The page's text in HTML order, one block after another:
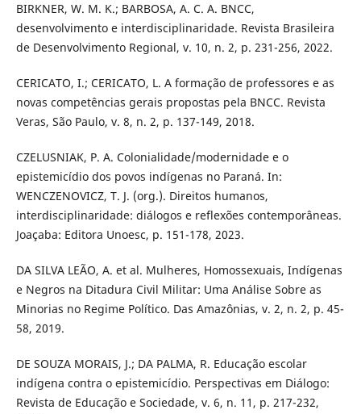
BIRKNER, W. M. K.; BARBOSA, A. C. A. BNCC,
desenvolvimento e interdisciplinaridade. Revista Brasileira
de Desenvolvimento Regional, v. 10, n. 2, p. 231-256, 2022.
CERICATO, I.; CERICATO, L. A formação de professores e as
novas competências gerais propostas pela BNCC. Revista
Veras, São Paulo, v. 8, n. 2, p. 137-149, 2018.
CZELUSNIAK, P. A. Colonialidade/modernidade e o
epistemicídio dos povos indígenas no Paraná. In:
WENCZENOVICZ, T. J. (org.). Direitos humanos,
interdisciplinaridade: diálogos e reflexões contemporâneas.
Joaçaba: Editora Unoesc, p. 151-178, 2023.
DA SILVA LEÃO, A. et al. Mulheres, Homossexuais, Indígenas
e Negros na Ditadura Civil Militar: Uma Análise Sobre as
Minorias no Regime Político. Das Amazônias, v. 2, n. 2, p. 45-
58, 2019.
DE SOUZA MORAIS, J.; DA PALMA, R. Educação escolar
indígena contra o epistemicídio. Perspectivas em Diálogo:
Revista de Educação e Sociedade, v. 6, n. 11, p. 217-232,